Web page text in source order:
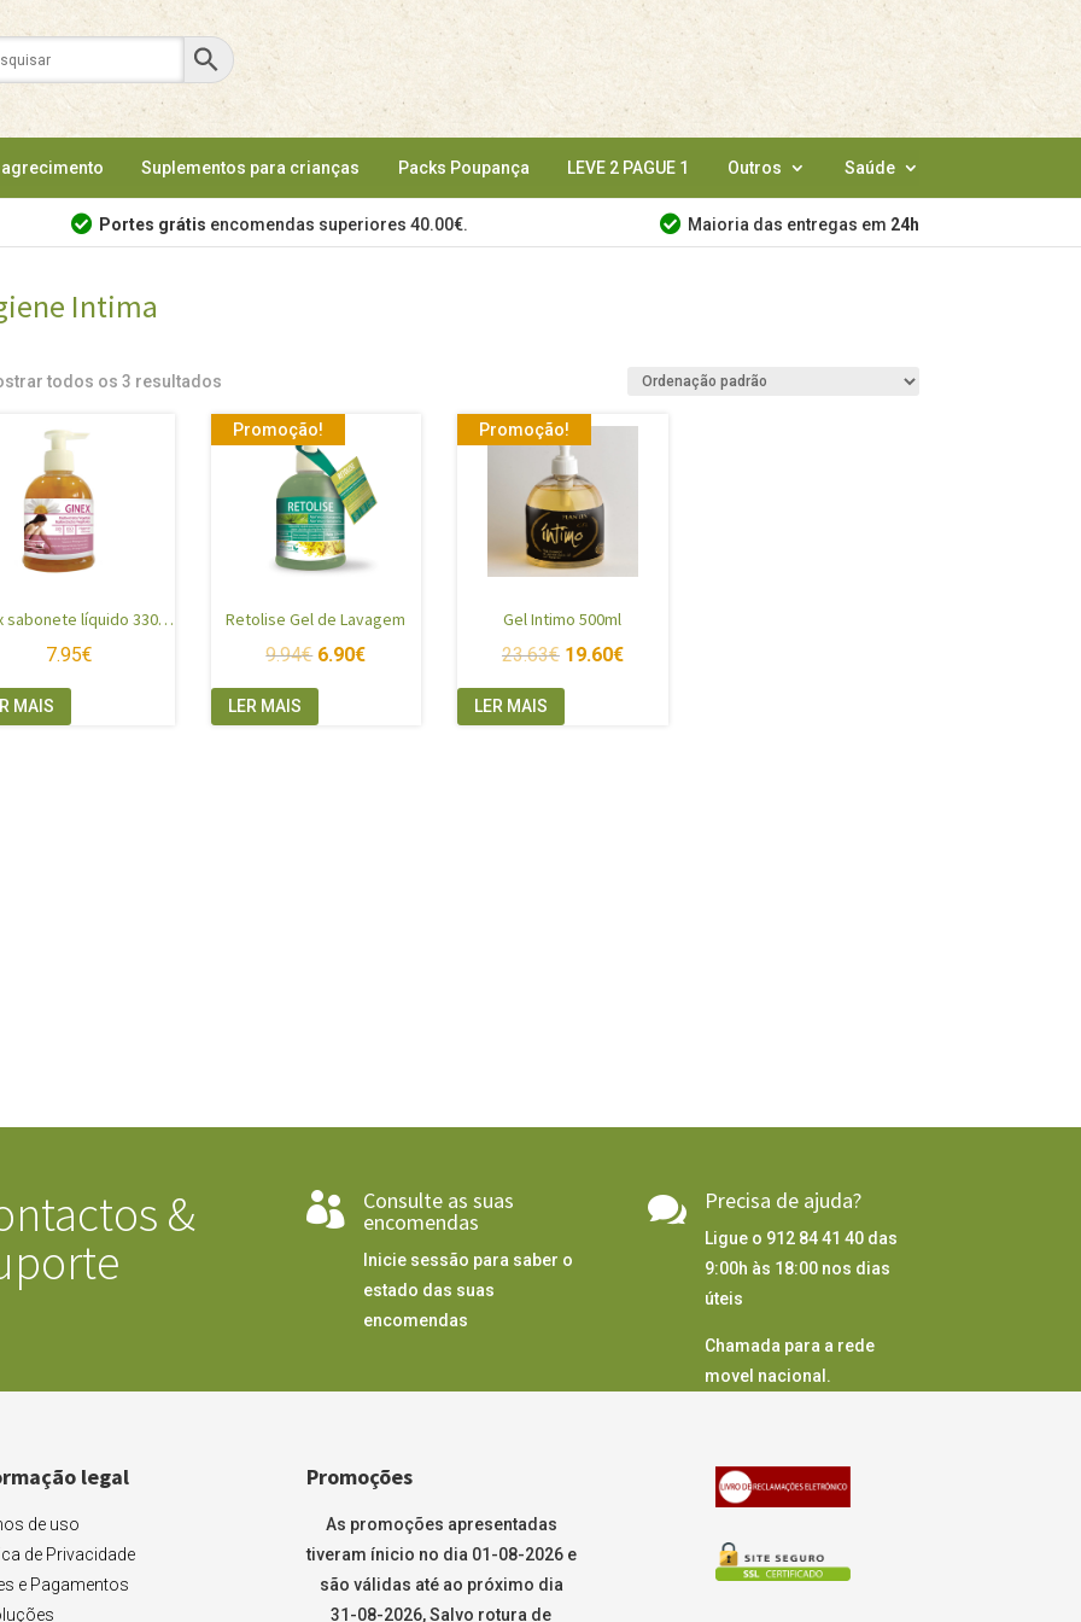
Suplementos para crianças Packs Poupança LEVE 2 PAGUE 1 Outros Saúde
Portes grátis encomendas superiores 40.00€. Maioria das entregas em 24h
Intima
todos os 3 resultados
Ginex sabonete líquido 330ml
7.95€
MAIS
Promoção!
Retolise Gel de Lavagem
9.94€ 6.90€
LER MAIS
Promoção!
Gel Intimo 500ml
23.63€ 19.60€
LER MAIS
&
 Consulte as suas
encomendas
Inicie sessão para saber o
estado das suas
encomendas
 Precisa de ajuda?
Ligue o 912 84 41 40 das
9:00h às 18:00 nos dias
úteis
Chamada para a rede
movel nacional.
legal
de uso
de Privacidade
e Pagamentos
Promoções
As promoções apresentadas
tiveram ínicio no dia 01-08-2026 e
são válidas até ao próximo dia
31-08-2026, Salvo rotura de